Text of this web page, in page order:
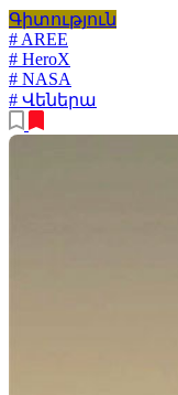
Գիտություն
# AREE
# HeroX
# NASA
# Վեներա